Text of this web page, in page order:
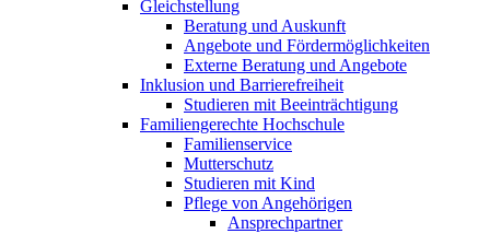
Gleichstellung
Beratung und Auskunft
Angebote und Fördermöglichkeiten
Externe Beratung und Angebote
Inklusion und Barrierefreiheit
Studieren mit Beeinträchtigung
Familiengerechte Hochschule
Familienservice
Mutterschutz
Studieren mit Kind
Pflege von Angehörigen
Ansprechpartner